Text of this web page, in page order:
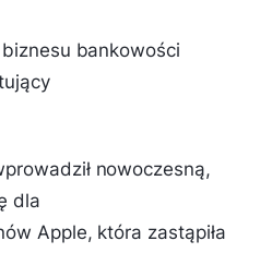
bankowości
nowoczesną,
dla
Apple, która zastąpiła